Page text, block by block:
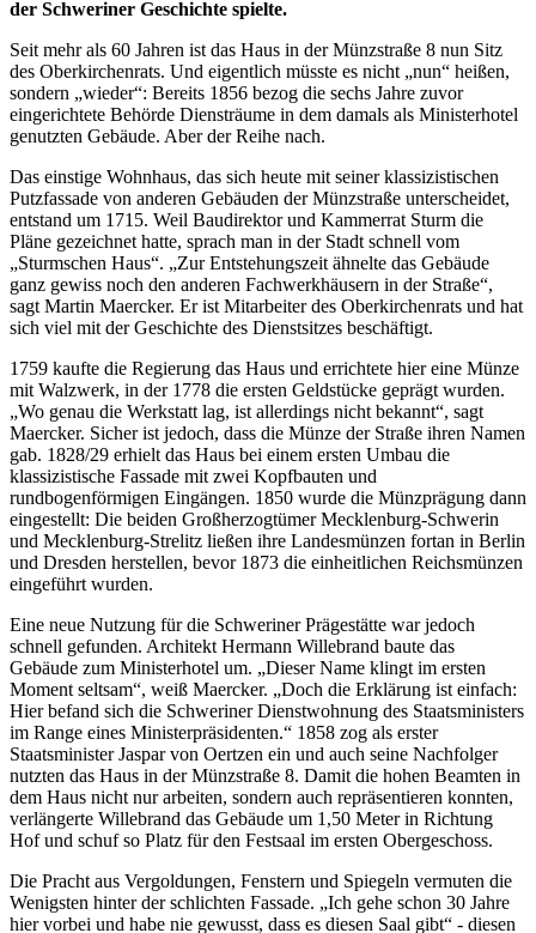
der Schweriner Geschichte spielte.
Seit mehr als 60 Jahren ist das Haus in der Münzstraße 8 nun Sitz
des Oberkirchenrats. Und eigentlich müsste es nicht „nun“ heißen,
sondern „wieder“: Bereits 1856 bezog die sechs Jahre zuvor
eingerichtete Behörde Diensträume in dem damals als Ministerhotel
genutzten Gebäude. Aber der Reihe nach.
Das einstige Wohnhaus, das sich heute mit seiner klassizistischen
Putzfassade von anderen Gebäuden der Münzstraße unterscheidet,
entstand um 1715. Weil Baudirektor und Kammerrat Sturm die
Pläne gezeichnet hatte, sprach man in der Stadt schnell vom
„Sturmschen Haus“. „Zur Entstehungszeit ähnelte das Gebäude
ganz gewiss noch den anderen Fachwerkhäusern in der Straße“,
sagt Martin Maercker. Er ist Mitarbeiter des Oberkirchenrats und hat
sich viel mit der Geschichte des Dienstsitzes beschäftigt.
1759 kaufte die Regierung das Haus und errichtete hier eine Münze
mit Walzwerk, in der 1778 die ersten Geldstücke geprägt wurden.
„Wo genau die Werkstatt lag, ist allerdings nicht bekannt“, sagt
Maercker. Sicher ist jedoch, dass die Münze der Straße ihren Namen
gab. 1828/29 erhielt das Haus bei einem ersten Umbau die
klassizistische Fassade mit zwei Kopfbauten und
rundbogenförmigen Eingängen. 1850 wurde die Münzprägung dann
eingestellt: Die beiden Großherzogtümer Mecklenburg-Schwerin
und Mecklenburg-Strelitz ließen ihre Landesmünzen fortan in Berlin
und Dresden herstellen, bevor 1873 die einheitlichen Reichsmünzen
eingeführt wurden.
Eine neue Nutzung für die Schweriner Prägestätte war jedoch
schnell gefunden. Architekt Hermann Willebrand baute das
Gebäude zum Ministerhotel um. „Dieser Name klingt im ersten
Moment seltsam“, weiß Maercker. „Doch die Erklärung ist einfach:
Hier befand sich die Schweriner Dienstwohnung des Staatsministers
im Range eines Ministerpräsidenten.“ 1858 zog als erster
Staatsminister Jaspar von Oertzen ein und auch seine Nachfolger
nutzten das Haus in der Münzstraße 8. Damit die hohen Beamten in
dem Haus nicht nur arbeiten, sondern auch repräsentieren konnten,
verlängerte Willebrand das Gebäude um 1,50 Meter in Richtung
Hof und schuf so Platz für den Festsaal im ersten Obergeschoss.
Die Pracht aus Vergoldungen, Fenstern und Spiegeln vermuten die
Wenigsten hinter der schlichten Fassade. „Ich gehe schon 30 Jahre
hier vorbei und habe nie gewusst, dass es diesen Saal gibt“ - diesen